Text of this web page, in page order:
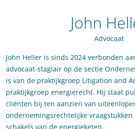
John
Advocaat
John Heller is sinds 2024 verbonden
advocaat-stagiair op de sectie
is van de praktijkgroep Litigation and
praktijkgroep energierecht. Hij staat
cliënten bij ten aanzien van
ondernemingsrechtelijke
schakels van de energieketen.